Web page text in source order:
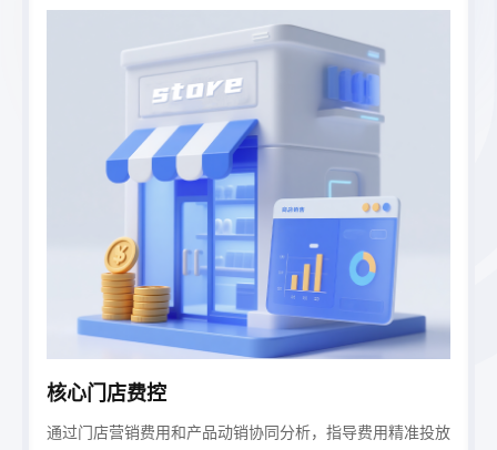
核心门店费控
通过门店营销费用和产品动销协同分析，指导费用精准投放